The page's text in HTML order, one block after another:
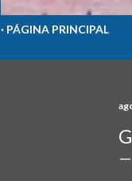
PÁGINA PRINCIPAL